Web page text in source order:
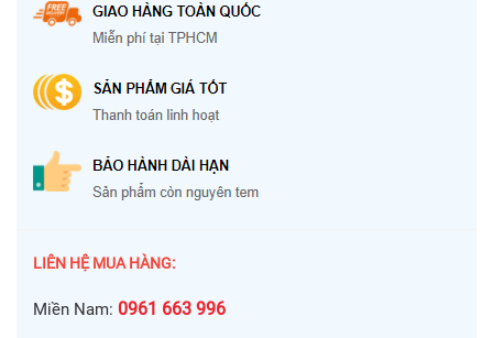
LIÊN HỆ MUA HÀNG:
Miền Nam: 0961 663 996